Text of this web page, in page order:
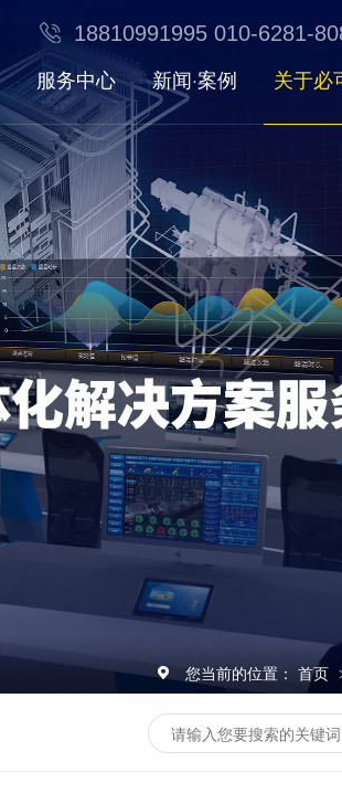
18810991995 010-6281-
服务中心 新闻·案例 关于必
您当前的位置： 首页